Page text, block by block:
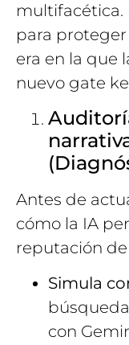
multifacética.
para
era en la que
nuevo gate
Antes de
cómo la IA
reputación
Simula
con